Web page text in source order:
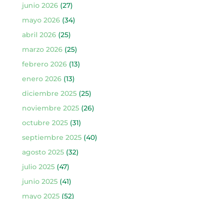
junio 2026(27)
mayo 2026(34)
abril 2026(25)
marzo 2026(25)
febrero 2026(13)
enero 2026(13)
diciembre 2025(25)
noviembre 2025(26)
octubre 2025(31)
septiembre 2025(40)
agosto 2025(32)
julio 2025(47)
junio 2025(41)
mayo 2025(52)